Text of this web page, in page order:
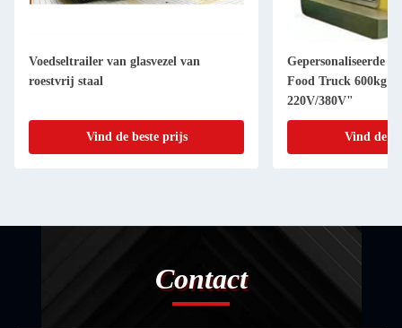
Gepersonaliseerde conditie Vintage
Food Truck 600kg Capaciteit
Vind de beste prijs
Spanning 220V/
Noodelmachine
Vind
Contact